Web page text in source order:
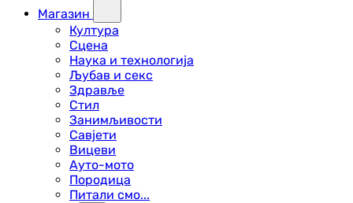
Магазин
Култура
Сцена
Наука и технологија
Љубав и секс
Здравље
Стил
Занимљивости
Савјети
Вицеви
Ауто-мото
Породица
Питали смо...